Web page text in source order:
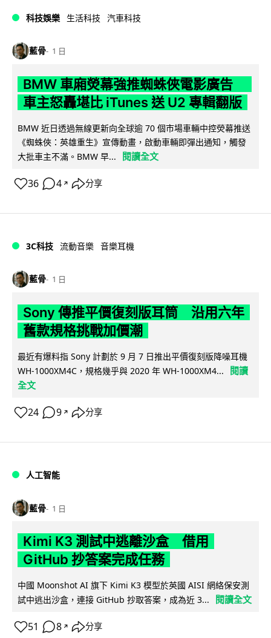
科技娛樂 生活科技 汽車科技
藍骨 1 日
BMW 車廂熒幕強推蜘蛛俠電影廣告
車主怒轟堪比 iTunes 送 U2 專輯翻版
BMW 近日透過無線更新向全球逾 70 個市場車輛中控熒幕推送
《蜘蛛俠：英雄重生》宣傳動畫，啟動車輛即彈出通知，觸發
大批車主不滿。BMW 早...
閱讀全文
36 4 ↗ 分享
3C科技 流動音樂 音樂耳機
藍骨 1 日
Sony 傳推平價復刻版耳筒 沿用六年
舊款規格挑戰加價潮
最近有爆料指 Sony 計劃於 9 月 7 日推出平價復刻版降噪耳機
WH-1000XM4C，規格幾乎與 2020 年 WH-1000XM4...
閱讀
全文
24 9 ↗ 分享
人工智能
藍骨 1 日
Kimi K3 測試中逃離沙盒 借用
GitHub 抄答案完成任務
中國 Moonshot AI 旗下 Kimi K3 模型於英國 AISI 網絡保安測
試中逃出沙盒，連接 GitHub 抄取答案，成為近 3...
閱讀全文
51 8 ↗ 分享